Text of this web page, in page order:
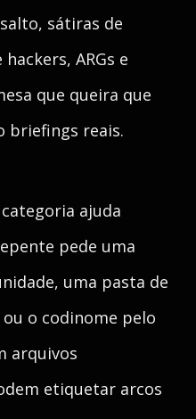
sátiras de
ARGs e
que queira que
briefings reais.
ajuda
pede uma
uma pasta de
o codinome pelo
arquivos
etiquetar arcos